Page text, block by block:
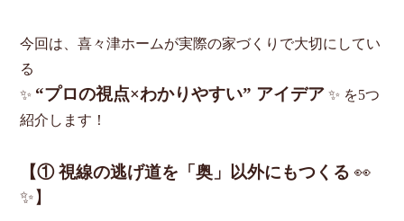
今回は、喜々津ホームが実際の家づくりで大切にしてい
る
✨ “プロの視点×わかりやすい” アイデア ✨ を5つ
紹介します！
【① 視線の逃げ道を「奥」以外にもつくる 👀
✨】